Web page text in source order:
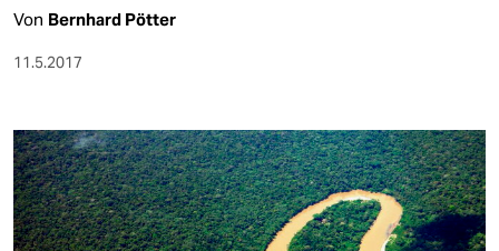
Von Bernhard Pötter
11.5.2017